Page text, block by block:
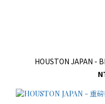
HOUSTON JAPAN -